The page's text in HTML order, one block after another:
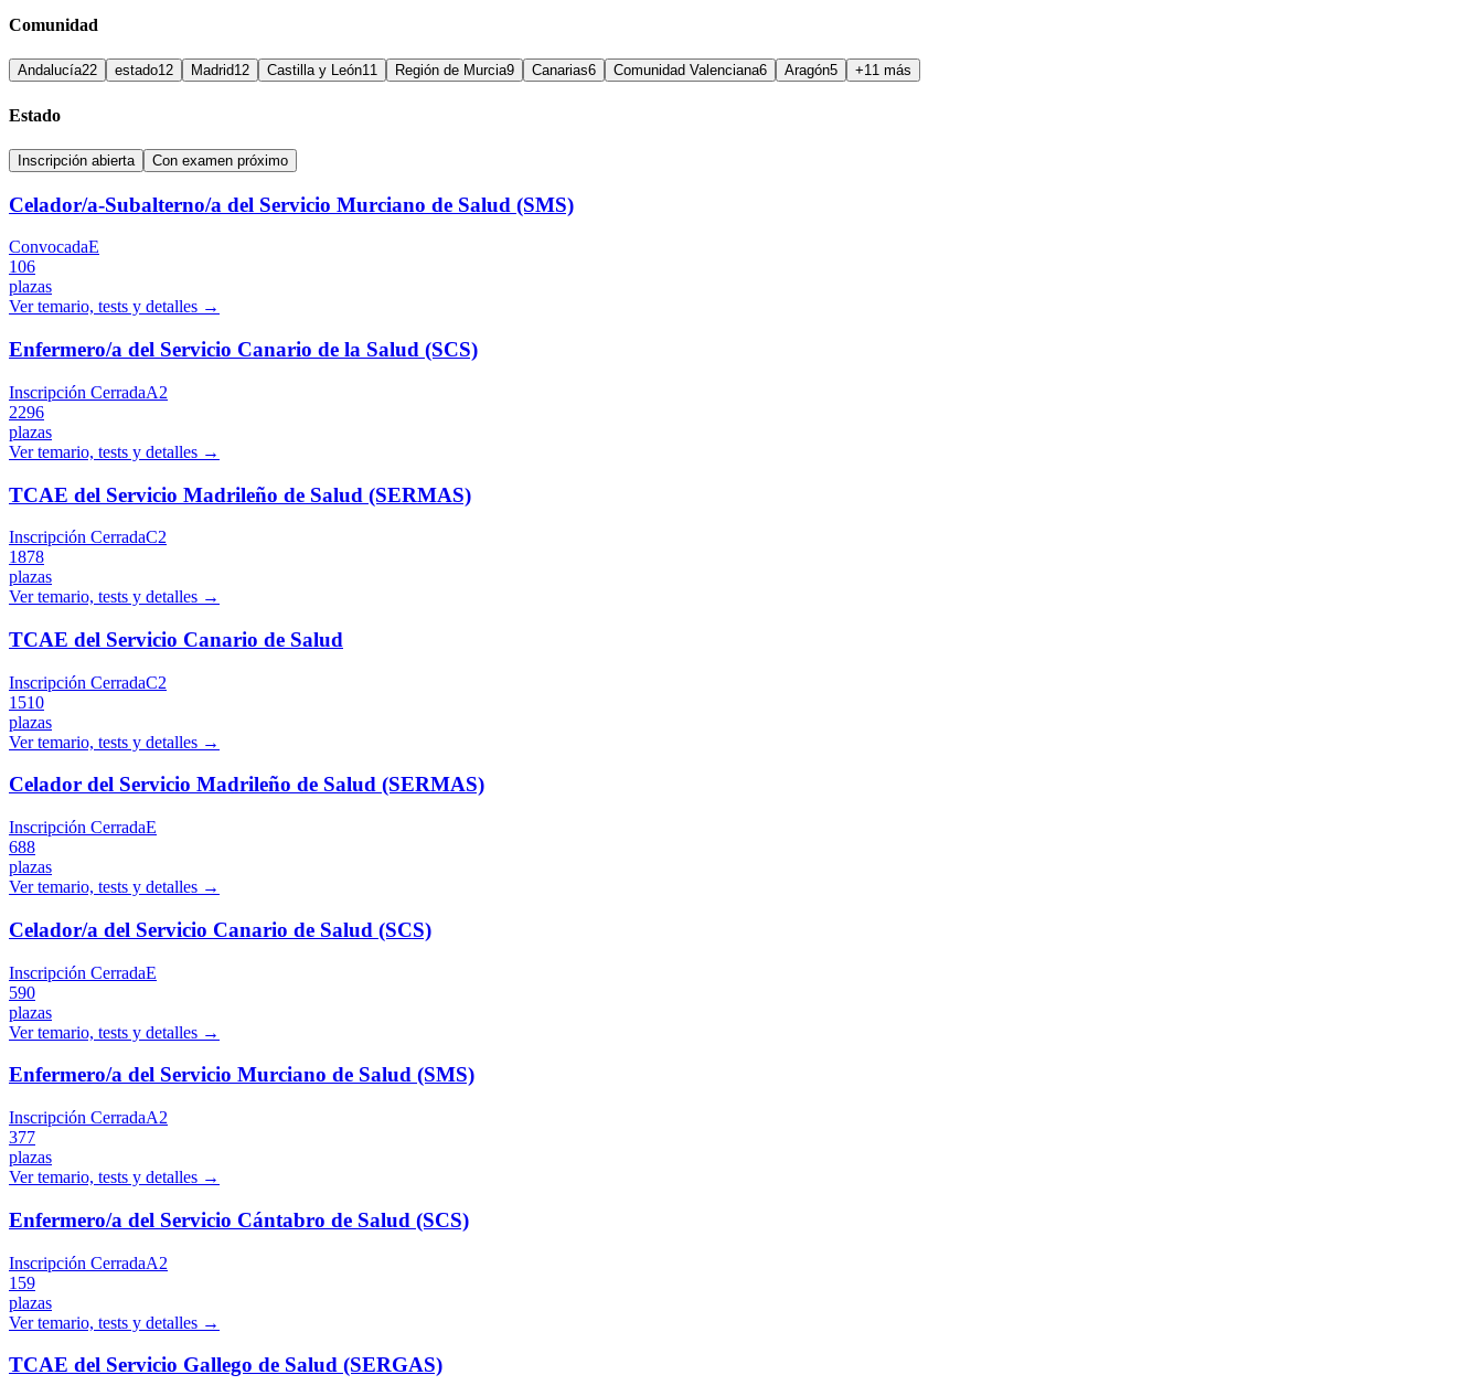
Comunidad
Andalucía22 estado12 Madrid12 Castilla y León11 Región de Murcia9 Canarias6 Comunidad Valenciana6 Aragón5 +11 más
Estado
Inscripción abierta Con examen próximo
Celador/a-Subalterno/a del Servicio Murciano de Salud (SMS)
ConvocadaE
106
plazas
Ver temario, tests y detalles →
Enfermero/a del Servicio Canario de la Salud (SCS)
Inscripción CerradaA2
2296
plazas
Ver temario, tests y detalles →
TCAE del Servicio Madrileño de Salud (SERMAS)
Inscripción CerradaC2
1878
plazas
Ver temario, tests y detalles →
TCAE del Servicio Canario de Salud
Inscripción CerradaC2
1510
plazas
Ver temario, tests y detalles →
Celador del Servicio Madrileño de Salud (SERMAS)
Inscripción CerradaE
688
plazas
Ver temario, tests y detalles →
Celador/a del Servicio Canario de Salud (SCS)
Inscripción CerradaE
590
plazas
Ver temario, tests y detalles →
Enfermero/a del Servicio Murciano de Salud (SMS)
Inscripción CerradaA2
377
plazas
Ver temario, tests y detalles →
Enfermero/a del Servicio Cántabro de Salud (SCS)
Inscripción CerradaA2
159
plazas
Ver temario, tests y detalles →
TCAE del Servicio Gallego de Salud (SERGAS)